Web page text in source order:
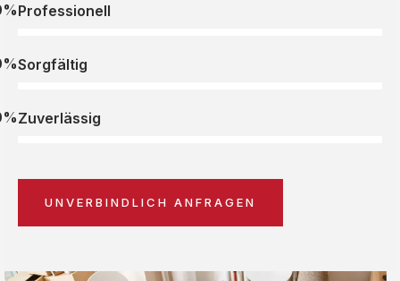
Professionell
Sorgfältig
Zuverlässig
UNVERBINDLICH ANFRAGEN